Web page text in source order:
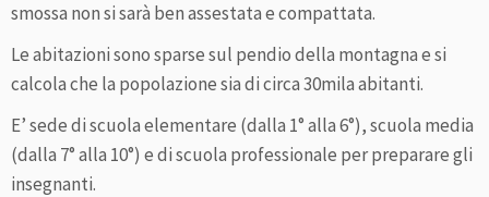
smossa non si sarà ben assestata e compattata.
Le abitazioni sono sparse sul pendio della montagna e si
calcola che la popolazione sia di circa 30mila abitanti.
E’ sede di scuola elementare (dalla 1° alla 6°), scuola media
(dalla 7° alla 10°) e di scuola professionale per preparare gli
insegnanti.